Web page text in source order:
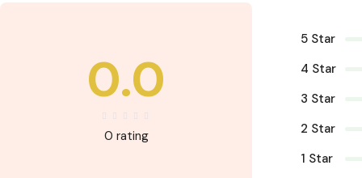
0.0
0 rating
5 Star
4 Star
3 Star
2 Star
1 Star